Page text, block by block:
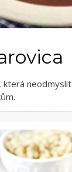
která